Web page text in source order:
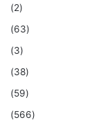
(2)
(63)
(3)
(38)
(59)
(566)